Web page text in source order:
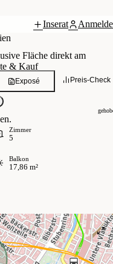
Inserat
Fläche direkt am
& Kauf
Preis-Check
Exposé
Zimmer
5
Balkon
17,86 m²